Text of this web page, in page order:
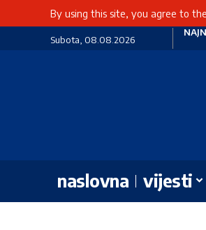
By using this site, you agree to the
Subota, 08.08.2026
naslovna vijesti